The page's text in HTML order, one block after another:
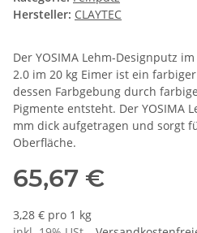
Hersteller: CLAYTEC
Der YOSIMA Lehm-Designputz
2.0 im 20 kg Eimer ist ein
dessen Farbgebung durch
Pigmente entsteht. Der YOSIMA
mm dick aufgetragen und sorgt
Oberfläche.
65,67 €
3,28 € pro 1 kg